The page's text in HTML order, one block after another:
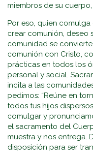
miembros de su
Por eso, quien
crear comunión, deseo
comunidad se
comunión con Cristo,
prácticas en todos los
personal y social.
incita a las
pedimos: “Reúne en
todos tus hijos
comulgar y
el sacramento del
muestra y nos entrega.
disposición para ser